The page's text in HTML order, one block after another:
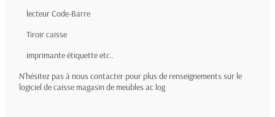
lecteur Code-Barre
Tiroir caisse
imprimante étiquette etc..
N'hésitez pas à nous contacter pour plus de renseignements sur le
logiciel de caisse magasin de meubles ac log